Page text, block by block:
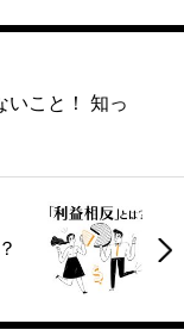
いこと！ 知っ